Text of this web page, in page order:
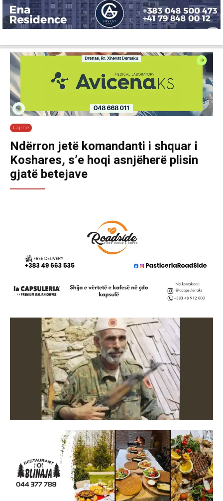
Lajme
Ndërron jetë komandanti i shquar i
Koshares, s’e hoqi asnjëherë plisin
gjatë betejave